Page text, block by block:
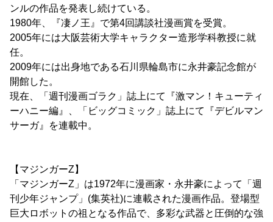
ンルの作品を発表し続けている。
1980年、『凄ノ王』で第4回講談社漫画賞を受賞。
2005年には大阪芸術大学キャラクター造形学科教授に就
任。
2009年には出身地である石川県輪島市に永井豪記念館が
開館した。
現在、「週刊漫画ゴラク」誌上にて『激マン！キューティ
ーハニー編』、「ビッグコミック」誌上にて『デビルマン
サーガ』を連載中。
【マジンガーZ】
「マジンガーZ」は1972年に漫画家・永井豪によって「週
刊少年ジャンプ」(集英社)に連載された漫画作品。登場型
巨大ロボットの祖となる作品で、多彩な武器と圧倒的な強